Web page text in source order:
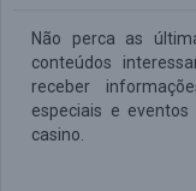
Não perca as
conteúdos
receber
especiais e
casino.